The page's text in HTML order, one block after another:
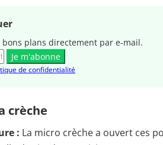
bons plans directement par e-mail.
Je m'abonne
de confidentialité
crèche
: La micro crèche a ouvert ces